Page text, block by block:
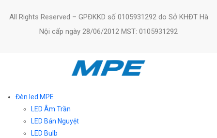
All Rights Reserved – GPĐKKD số 0105931292 do Sở KHĐT Hà
Nội cấp ngày 28/06/2012 MST: 0105931292
Đèn led MPE
LED Âm Trần
LED Bán Nguyệt
LED Bulb